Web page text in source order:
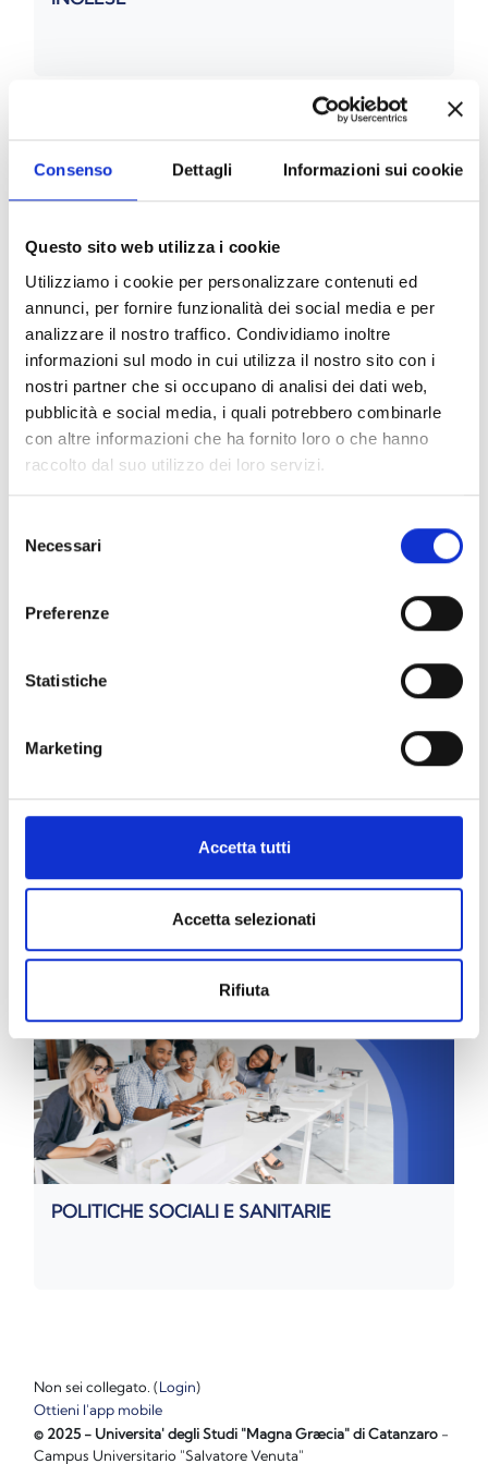
Consenso Dettagli Informazioni sui cookie
Questo sito web utilizza i cookie
Utilizziamo i cookie per personalizzare contenuti ed
annunci, per fornire funzionalità dei social media e per
analizzare il nostro traffico. Condividiamo inoltre
informazioni sul modo in cui utilizza il nostro sito con i
nostri partner che si occupano di analisi dei dati web,
pubblicità e social media, i quali potrebbero combinarle
con altre informazioni che ha fornito loro o che hanno
raccolto dal suo utilizzo dei loro servizi.
delNecessari
Preferenze
Statistiche
Marketing
Accetta tutti
Accetta selezionati
Rifiuta
SOCIOLOGIA AMBIENTE E TERRITORIO
STORIA ECONOMICA
SOCIOLOGIA DELLA CULTURA
POLITICHE SOCIALI E SANITARIE
Non sei collegato. (Login)
Ottieni l'app mobile
© 2025 - Universita' degli Studi "Magna Græcia" di Catanzaro -
Campus Universitario "Salvatore Venuta"